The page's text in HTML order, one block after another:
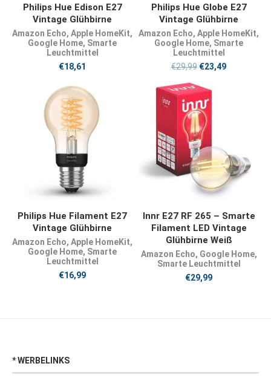
JETZT KAUFEN
Philips Hue Edison E27
Vintage Glühbirne
Amazon Echo, Apple HomeKit,
Google Home, Smarte
Leuchtmittel
€18,61
JETZT KAUFEN
Philips Hue Globe E27
Vintage Glühbirne
Amazon Echo, Apple HomeKit,
Google Home, Smarte
Leuchtmittel
€29,99 €23,49
JETZT KAUFEN
Philips Hue Filament E27
Vintage Glühbirne
Amazon Echo, Apple HomeKit,
Google Home, Smarte
Leuchtmittel
€16,99
JETZT KAUFEN
Innr E27 RF 265 – Smarte
Filament LED Vintage
Glühbirne Weiß
Amazon Echo, Google Home,
Smarte Leuchtmittel
€29,99
* WERBELINKS